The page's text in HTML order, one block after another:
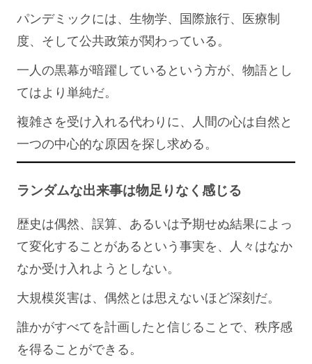
パンデミックには、生物学、国際旅行、医療制
度、そして公共政策が関わっている。
一人の黒幕が暗躍しているという方が、物語とし
てはより単純だ。
複雑さを受け入れる代わりに、人間の心は自然と
一つの中心的な原因を探し求める。
ランダムな出来事は物足りなく感じる
歴史は偶然、誤算、あるいは予期せぬ結果によっ
て変化することがあるという事実を、人々はなか
なか受け入れようとしない。
大規模災害は、偶然とは思えないほど深刻だ。
誰かがすべてを計画したと信じることで、秩序感
を得ることができる。